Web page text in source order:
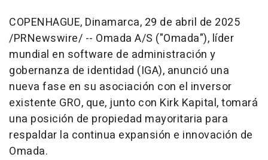
COPENHAGUE, Dinamarca, 29 de abril de 2025
/PRNewswire/ -- Omada A/S ("Omada"), líder
mundial en software de administración y
gobernanza de identidad (IGA), anunció una
nueva fase en su asociación con el inversor
existente GRO, que, junto con Kirk Kapital, tomará
una posición de propiedad mayoritaria para
respaldar la continua expansión e innovación de
Omada.